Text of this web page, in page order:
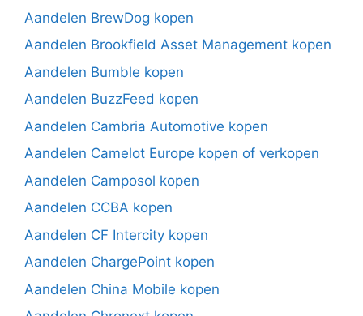
Aandelen BrewDog kopen
Aandelen Brookfield Asset Management kopen
Aandelen Bumble kopen
Aandelen BuzzFeed kopen
Aandelen Cambria Automotive kopen
Aandelen Camelot Europe kopen of verkopen
Aandelen Camposol kopen
Aandelen CCBA kopen
Aandelen CF Intercity kopen
Aandelen ChargePoint kopen
Aandelen China Mobile kopen